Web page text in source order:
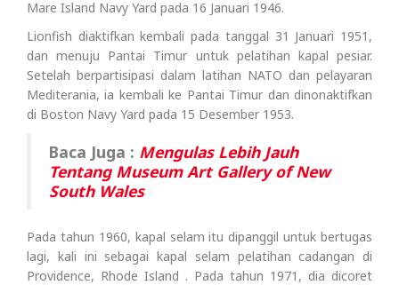
Mare Island Navy Yard pada 16 Januari 1946.
Lionfish diaktifkan kembali pada tanggal 31 Januari 1951,
dan menuju Pantai Timur untuk pelatihan kapal pesiar.
Setelah berpartisipasi dalam latihan NATO dan pelayaran
Mediterania, ia kembali ke Pantai Timur dan dinonaktifkan
di Boston Navy Yard pada 15 Desember 1953.
Baca Juga : Mengulas Lebih Jauh
Tentang Museum Art Gallery of New
South Wales
Pada tahun 1960, kapal selam itu dipanggil untuk bertugas
lagi, kali ini sebagai kapal selam pelatihan cadangan di
Providence, Rhode Island . Pada tahun 1971, dia dicoret